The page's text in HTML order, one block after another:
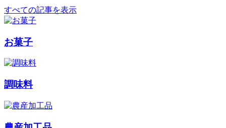
すべての記事を表示
お菓子
調味料